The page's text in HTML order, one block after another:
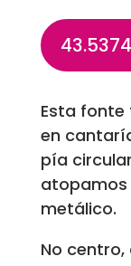
Esta fonte
en
pía
atopamos
metálico.
No